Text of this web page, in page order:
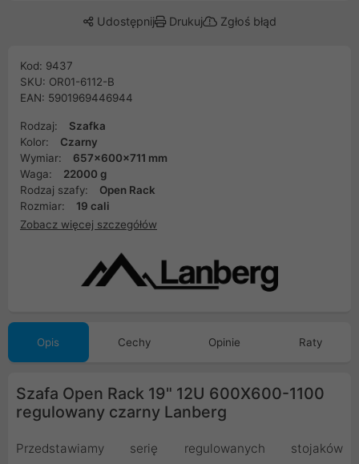
Udostępnij Drukuj Zgłoś błąd
Kod: 9437
SKU: OR01-6112-B
EAN: 5901969446944
Rodzaj:
Szafka
Kolor:
Czarny
Wymiar:
657x600x711 mm
Waga:
22000 g
Rodzaj szafy:
Open Rack
Rozmiar:
19 cali
Zobacz więcej szczegółów
Opis Cechy Opinie Raty
Szafa Open Rack 19" 12U 600X600-1100
regulowany czarny Lanberg
Przedstawiamy serię regulowanych stojaków